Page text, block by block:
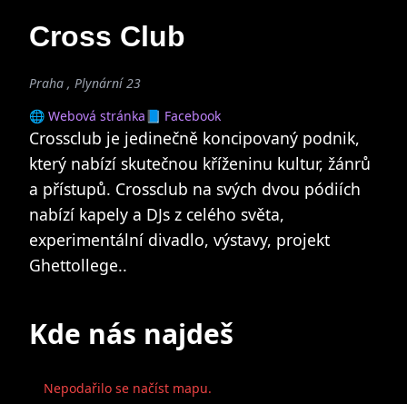
Cross Club
Praha , Plynární 23
🌐 Webová stránka📘 Facebook
Crossclub je jedinečně koncipovaný podnik,
který nabízí skutečnou kříženinu kultur, žánrů
a přístupů. Crossclub na svých dvou pódiích
nabízí kapely a DJs z celého světa,
experimentální divadlo, výstavy, projekt
Ghettollege..
Kde nás najdeš
Nepodařilo se načíst mapu.